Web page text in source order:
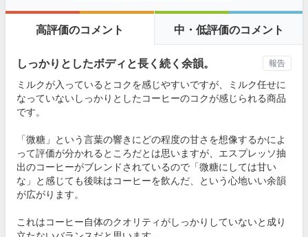
高評価のコメント 中・低評価のコメント
しっかりとしたボディと長く続く余韻。
ミルクが入っているとコクを感じやすいですが、ミルク任せに
なっていないしっかりとしたコーヒーのコクが感じられる商品
です。
「微糖」という言葉の響きにどの程度の甘さを想像するかによ
って評価が分かれるところだとは思いますが、エスプレッソ抽
出のコーヒーがブレンドされているので「微糖にしては甘い
な」と感じても後味はコーヒーを飲んだ、という心地いい余韻
が広がります。
これはコーヒー自体のクオリティがしっかりしていないと成り
報告